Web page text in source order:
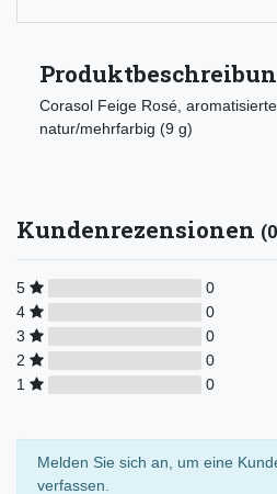
Corasol Feige Rosé,
natur/mehrfarbig (9 g)
Kundenrezensionen
5
0
4
0
3
0
2
0
1
0
Melden Sie sich an, um eine
verfassen.